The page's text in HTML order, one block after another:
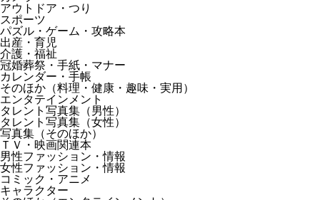
アウトドア・つり
スポーツ
パズル・ゲーム・攻略本
出産・育児
介護・福祉
冠婚葬祭・手紙・マナー
カレンダー・手帳
そのほか（料理・健康・趣味・実用）
エンタテインメント
タレント写真集（男性）
タレント写真集（女性）
写真集（そのほか）
ＴＶ・映画関連本
男性ファッション・情報
女性ファッション・情報
コミック・アニメ
キャラクター